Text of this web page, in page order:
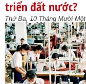
triển đất nước?
Thứ Ba, 10 Tháng Mười